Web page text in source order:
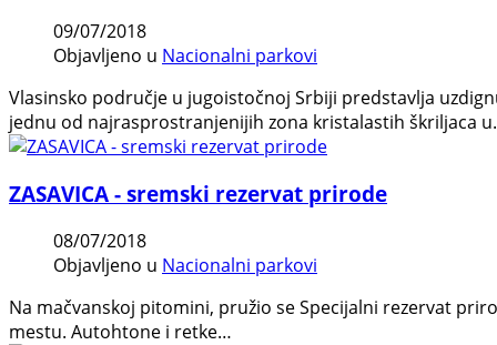
09/07/2018
Objavljeno u Nacionalni parkovi
Vlasinsko područje u jugoistočnoj Srbiji predstavlja
jednu od najrasprostranjenijih zona kristalastih škriljaca
ZASAVICA - sremski rezervat prirode
08/07/2018
Objavljeno u Nacionalni parkovi
Na mačvanskoj pitomini, pružio se Specijalni rezervat
mestu. Autohtone i retke…